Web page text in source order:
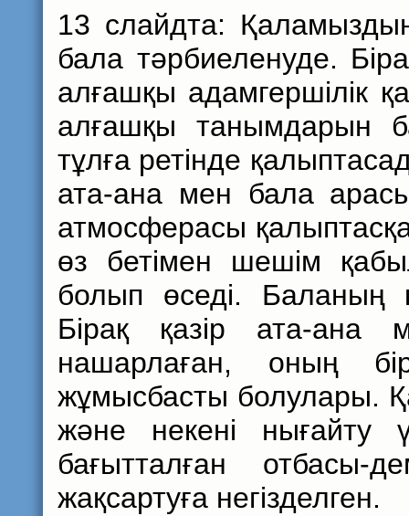
13 слайдта:
бала тәрбиеленуде.
алғашқы адамгершілік
алғашқы танымдарын
тұлға ретінде
ата-ана мен бала
атмосферасы
өз бетімен шешім
болып өседі. Баланың
Бірақ қазір ата-ана
нашарлаған, оның
жұмысбасты болулары.
және некені нығайту
бағытталған отбасы-
жақсартуға негізделген.